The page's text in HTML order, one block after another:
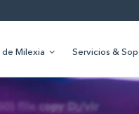
de Milexia Servicios &